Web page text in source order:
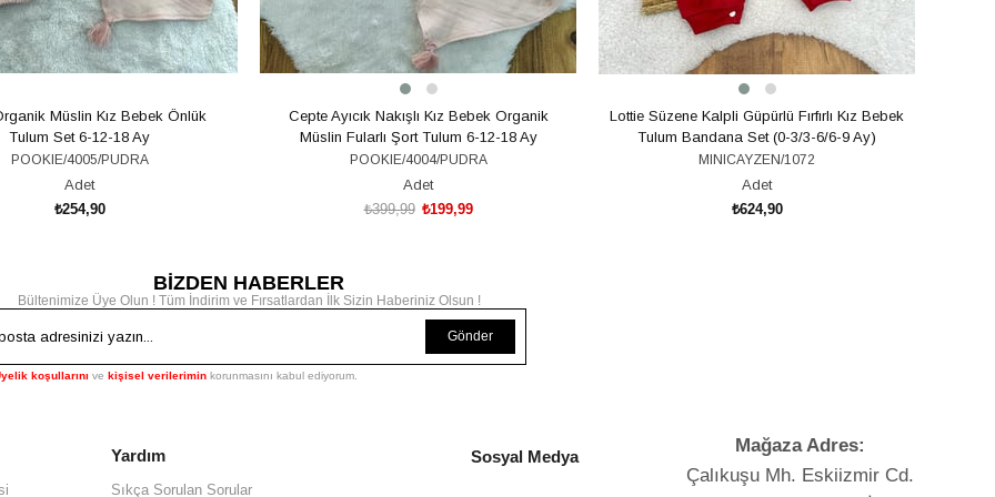
Müslin Kız Bebek Önlük
Tulum Set 6-12-18 Ay
POOKIE/4005/PUDRA
Adet
₺254,90
Cepte Ayıcık Nakışlı Kız Bebek Organik
Müslin Fularlı Şort Tulum 6-12-18 Ay
POOKIE/4004/PUDRA
Adet
₺199,99
₺399,99
Lottie Süzene Kalpli Güpürlü Fırfırlı Kız Bebek
Tulum Bandana Set (0-3/3-6/6-9 Ay)
MINICAYZEN/1072
Adet
₺624,90
BİZDEN HABERLER
Bültenimize Üye Olun ! Tüm İndirim ve Fırsatlardan İlk Sizin Haberiniz Olsun !
Gönder
koşullarını ve kişisel verilerimin korunmasını kabul ediyorum.
Yardım
Sıkça Sorulan Sorular
Sosyal Medya
Mağaza Adres:
Çalıkuşu Mh. Eskiizmir Cd.